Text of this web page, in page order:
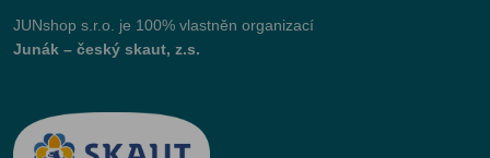
JUNshop s.r.o.
je 100% vlastněn organizací
Junák – český skaut, z.s.